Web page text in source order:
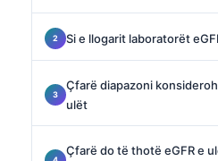
Si e llogarit laboratorët
Çfarë diapazoni
ulët
Çfarë do të thotë eGFR e